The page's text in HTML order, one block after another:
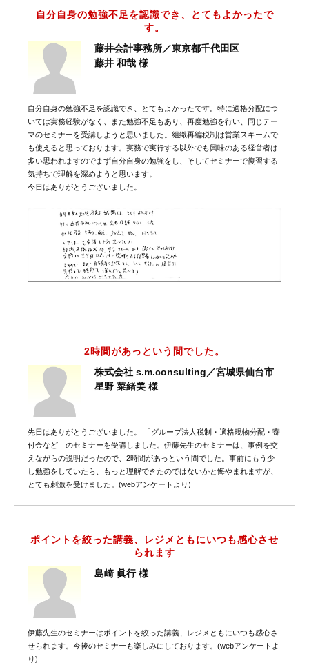
自分自身の勉強不足を認識でき、とてもよかったで
す。
藤井会計事務所／東京都千代田区
藤井 和哉 様
自分自身の勉強不足を認識でき、とてもよかったです。特に適格分配につ
いては実務経験がなく、また勉強不足もあり、再度勉強を行い、同じテー
マのセミナーを受講しようと思いました。組織再編税制は営業スキームで
も使えると思っております。実務で実行する以外でも興味のある経営者は
多い思われますのでまず自分自身の勉強をし、そしてセミナーで復習する
気持ちで理解を深めようと思います。
今日はありがとうございました。
2時間があっという間でした。
株式会社 s.m.consulting／宮城県仙台市
星野 菜緒美 様
先日はありがとうございました。 「グループ法人税制・適格現物分配・寄
付金など」のセミナーを受講しました。伊藤先生のセミナーは、事例を交
えながらの説明だったので、2時間があっという間でした。事前にもう少
し勉強をしていたら、もっと理解できたのではないかと悔やまれますが、
とても刺激を受けました。(webアンケートより)
ポイントを絞った講義、レジメともにいつも感心させ
られます
島崎 眞行 様
伊藤先生のセミナーはポイントを絞った講義、レジメともにいつも感心さ
せられます。今後のセミナーも楽しみにしております。(webアンケートよ
り)